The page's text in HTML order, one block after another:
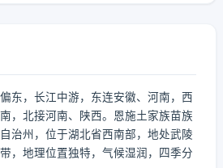
东，长江中游，东连安徽、河南，西
，北接河南、陕西。恩施土家族苗族
治州，位于湖北省西南部，地处武陵
，地理位置独特，气候湿润，四季分